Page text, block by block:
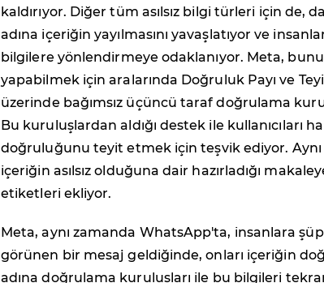
kaldırıyor. Diğer tüm asılsız bilgi türleri için de,
adına içeriğin yayılmasını yavaşlatıyor ve
bilgilere yönlendirmeye odaklanıyor. Meta,
yapabilmek için aralarında Doğruluk Payı ve
üzerinde bağımsız üçüncü taraf doğrulama
Bu kuruluşlardan aldığı destek ile kullanıcıları
doğruluğunu teyit etmek için teşvik ediyor.
içeriğin asılsız olduğuna dair hazırladığı
etiketleri ekliyor.
Meta, aynı zamanda WhatsApp'ta, insanlara
görünen bir mesaj geldiğinde, onları içeriğin
adına doğrulama kuruluşları ile bu bilgileri